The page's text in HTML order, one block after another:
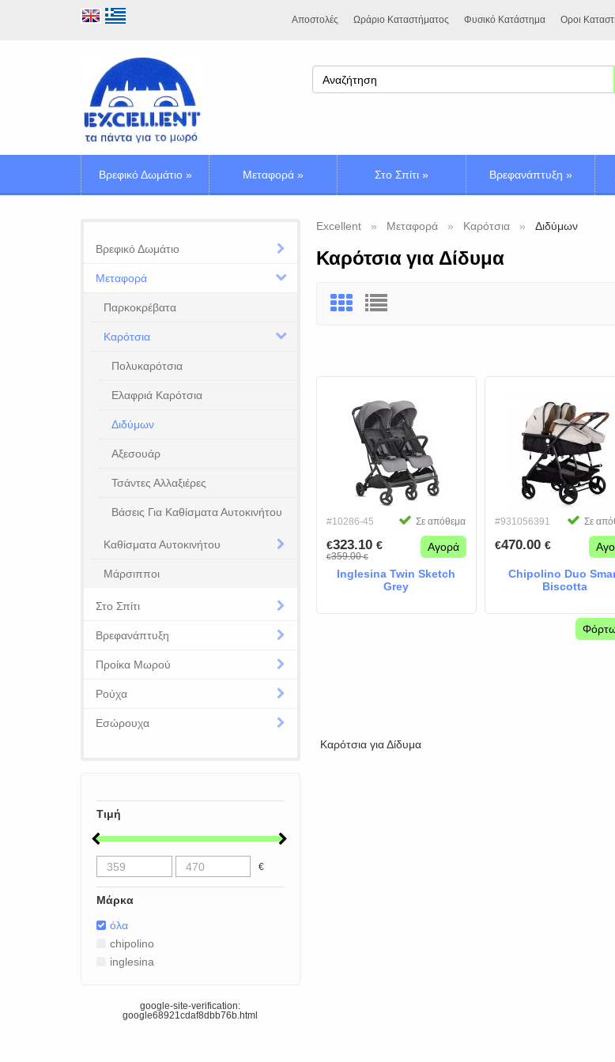
Αποστολές Ωράριο Καταστήματος Φυσικό Κατάστημα Οροι
Βρεφικό Δωμάτιο» Μεταφορά » Στο Σπίτι » Βρεφανάπτυξη »
Excellent Μεταφορά Καρότσια Διδύμων
Καρότσια για Δίδυμα
#10286-45 Σε απόθεμα
€323.10 €
€359.00€
Αγορά
Inglesina Twin Sketch
Grey
#931056391 Σε
€470.00 €
Chipolino Duo
Biscotta
Καρότσια για Δίδυμα
Βρεφικό Δωμάτιο
Μεταφορά
Παρκοκρέβατα
Καρότσια
Πολυκαρότσια
Ελαφριά Καρότσια
Διδύμων
Αξεσουάρ
Τσάντες Αλλαξιέρες
Βάσεις Για Καθίσματα Αυτοκινήτου
Καθίσματα Αυτοκινήτου
Μάρσιπποι
Στο Σπίτι
Βρεφανάπτυξη
Προίκα Μωρού
Ρούχα
Εσώρουχα
Τιμή
€
Μάρκα
όλα
chipolino
inglesina
google-site-verification:
google68921cdaf8dbb76b.html